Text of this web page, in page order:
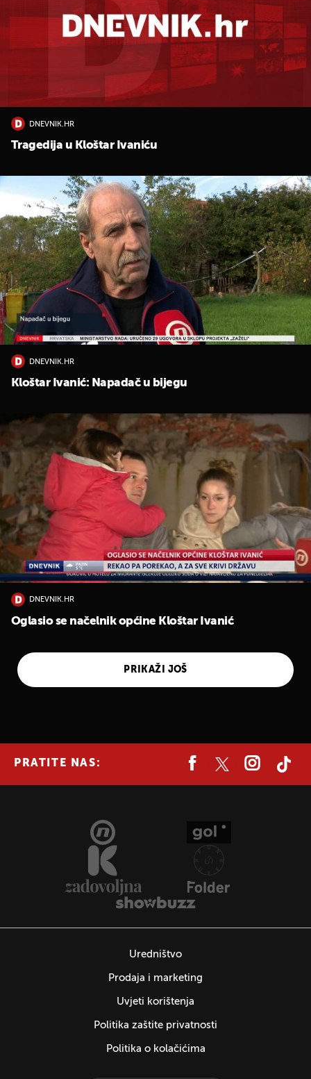
DNEVNIK.HR
Tragedija u Kloštar Ivaniću
DNEVNIK.HR
Kloštar Ivanić: Napadač u bijegu
DNEVNIK.HR
Oglasio se načelnik općine Kloštar Ivanić
PRIKAŽI JOŠ
PRATITE NAS:
Uredništvo
Prodaja i marketing
Uvjeti korištenja
Politika zaštite privatnosti
Politika o kolačićima